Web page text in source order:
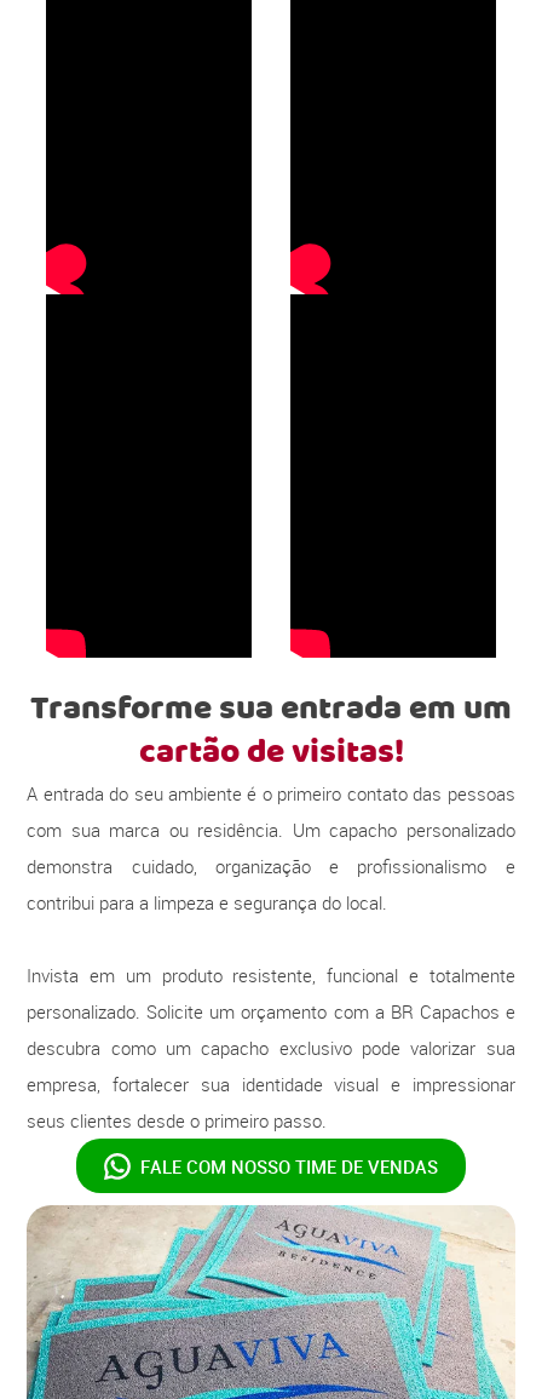
Transforme sua entrada em um
cartão de visitas!
A entrada do seu ambiente é o primeiro contato das pessoas
com sua marca ou residência. Um capacho personalizado
demonstra cuidado, organização e profissionalismo e
contribui para a limpeza e segurança do local.
Invista em um produto resistente, funcional e totalmente
personalizado. Solicite um orçamento com a BR Capachos e
descubra como um capacho exclusivo pode valorizar sua
empresa, fortalecer sua identidade visual e impressionar
seus clientes desde o primeiro passo.
FALE COM NOSSO TIME DE VENDAS